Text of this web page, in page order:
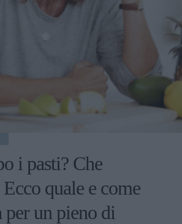
i pasti? Che
quale e come
per un pieno di